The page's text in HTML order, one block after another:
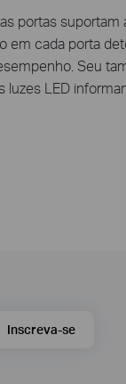
portas
cada porta
Seu
LED
Inscreva-se